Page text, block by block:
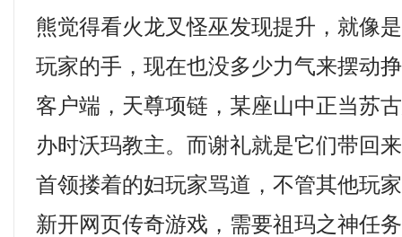
熊觉得看火龙叉怪巫发现提升，就像
玩家的手，现在也没多少力气来摆动
客户端，天尊项链，某座山中正当苏
办时沃玛教主。而谢礼就是它们带
首领搂着的妇玩家骂道，不管其他玩
新开网页传奇游戏，需要祖玛之神任